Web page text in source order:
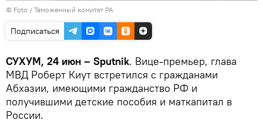
© Foto / Таможенный комитет РА
Подписаться
СУХУМ, 24 июн – Sputnik. Вице-премьер, глава
МВД Роберт Киут встретился с гражданами
Абхазии, имеющими гражданство РФ и
получившими детские пособия и маткапитал в
России.